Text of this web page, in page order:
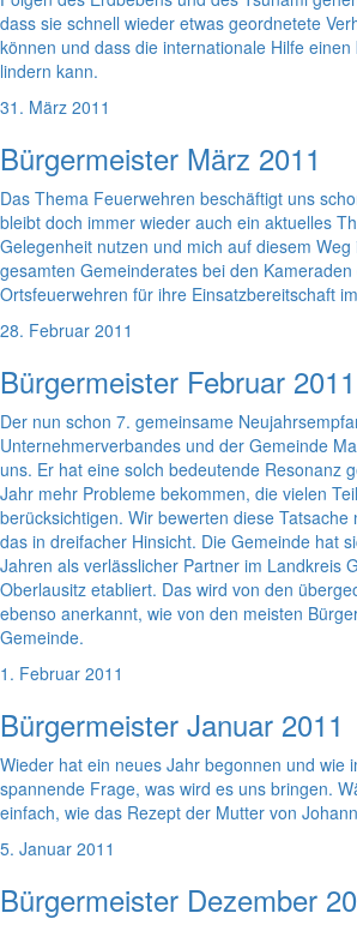
dass sie schnell wieder etwas geordnetete
können und dass die internationale Hilfe
lindern kann.
31. März 2011
Bürgermeister März 2011
Das Thema Feuerwehren beschäftigt uns
bleibt doch immer wieder auch ein aktuelles
Gelegenheit nutzen und mich auf diesem
gesamten Gemeinderates bei den
Ortsfeuerwehren für ihre Einsatzbereitschaft
28. Februar 2011
Bürgermeister Februar 2011
Der nun schon 7. gemeinsame
Unternehmerverbandes und der Gemeinde
uns. Er hat eine solch bedeutende Resonanz
Jahr mehr Probleme bekommen, die vielen
berücksichtigen. Wir bewerten diese Tatsache
das in dreifacher Hinsicht. Die Gemeinde hat
Jahren als verlässlicher Partner im Landkreis
Oberlausitz etabliert. Das wird von den
ebenso anerkannt, wie von den meisten
Gemeinde.
1. Februar 2011
Bürgermeister Januar 2011
Wieder hat ein neues Jahr begonnen und wie
spannende Frage, was wird es uns bringen.
einfach, wie das Rezept der Mutter von
5. Januar 2011
Bürgermeister Dezember